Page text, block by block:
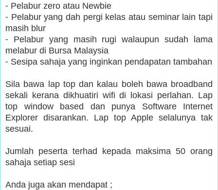
⁃ Pelabur zero atau Newbie
⁃ Pelabur yang dah pergi kelas atau seminar lain tapi
masih blur
⁃ Pelabur yang masih rugi walaupun sudah lama
melabur di Bursa Malaysia
⁃ Sesipa sahaja yang inginkan pendapatan tambahan
Sila bawa lap top dan kalau boleh bawa broadband
sekali kerana dikhuatiri wifi di lokasi perlahan. Lap
top window based dan punya Software Internet
Explorer disarankan. Lap top Apple selalunya tak
sesuai.
Jumlah peserta terhad kepada maksima 50 orang
sahaja setiap sesi
Anda juga akan mendapat ;